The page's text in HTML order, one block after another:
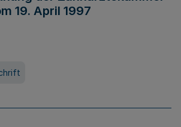
19. April 1997